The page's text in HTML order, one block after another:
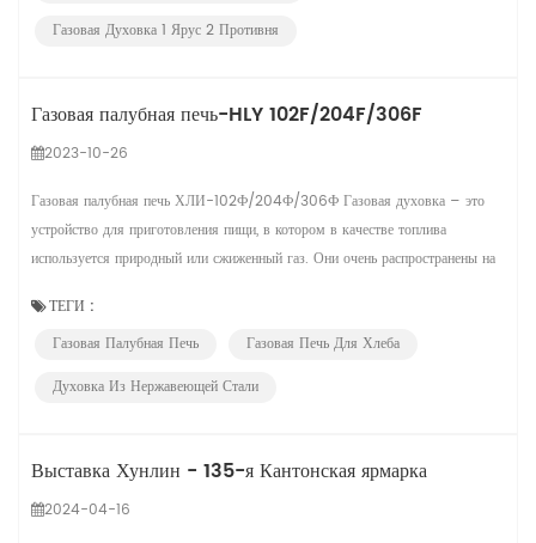
Газовая Духовка 1 Ярус 2 Противня
Газовая палубная печь-HLY 102F/204F/306F
2023-10-26
Газовая палубная печь ХЛИ-102Ф/204Ф/306Ф Газовая духовка – это
устройство для приготовления пищи, в котором в качестве топлива
используется природный или сжиженный газ. Они очень распространены на
пищи. Таким образом, HLY-102F/204F/306F — это продукт, который
стоит рекомендовать. Это особенности: 1. Гарантия на трубы для сжигани...
ТЕГИ :
Газовая Палубная Печь
Газовая Печь Для Хлеба
Духовка Из Нержавеющей Стали
Выставка Хунлин - 135-я Кантонская ярмарка
2024-04-16